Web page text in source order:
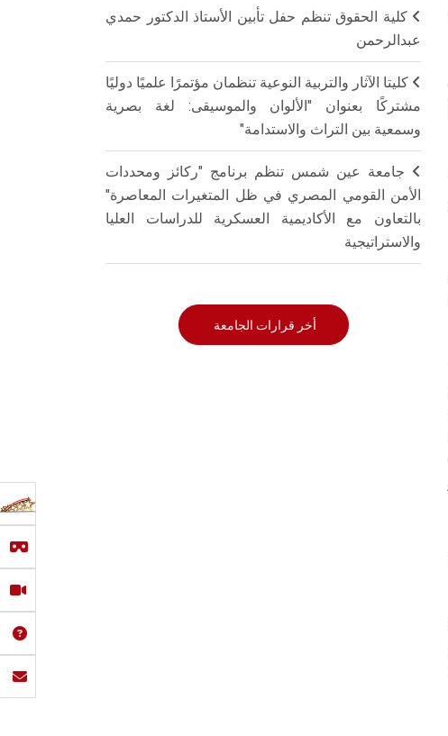
كلية الحقوق تنظم حفل تأبين الأستاذ الدكتور حمدي
عبدالرحمن
كليتا الآثار والتربية النوعية تنظمان مؤتمرًا علميًا دوليًا
مشتركًا بعنوان "الألوان والموسيقى: لغة بصرية
وسمعية بين التراث والاستدامة"
جامعة عين شمس تنظم برنامج "ركائز ومحددات
الأمن القومي المصري في ظل المتغيرات المعاصرة"
بالتعاون مع الأكاديمية العسكرية للدراسات العليا
والاستراتيجية
أخر قرارات الجامعة